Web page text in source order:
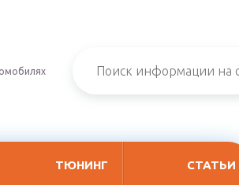
ТЮНИНГ СТАТЬИ